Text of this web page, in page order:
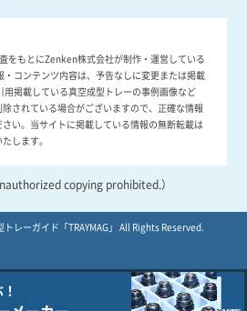
をもとにZenken株式会社が制作・運営している
・コンテンツ内容は、予告なしに変更または掲載
用掲載している真空成型トレーの事例画像など
されている場合がございますので、正確な情報
い。当サイトに掲載している情報の無断転載は
します。
copying prohibited.）
レーガイド「TRAYMAG」 All Rights Reserved.